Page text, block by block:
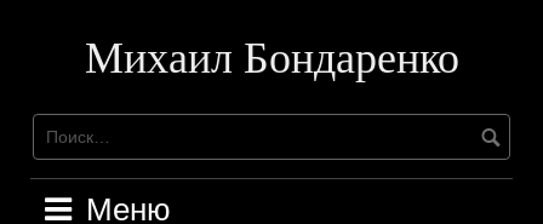
содержимомуМихаил Бондаренко
Меню